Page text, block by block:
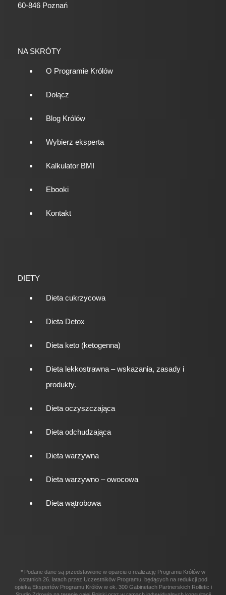
60-846 Poznań
NA SKRÓTY
O Programie Królów
Dołącz
Blog Królów
Wybierz eksperta
Kalkulator BMI
Ebooki
Kontakt
DIETY
Dieta cukrzycowa
Dieta Detox
Dieta keto (ketogenna)
Dieta lekkostrawna – wskazania, zasady i
produkty.
Dieta oczyszczająca
Dieta odchudzająca
Dieta warzywna
Dieta warzywno – owocowa
Dieta wątrobowa
* Podane dane są przedstawione w oparciu o realizację Programu Królów w
ostatnich 26. latach przez Uczestników Programu, będących na redukcji pod
opieką Ekspertów Programu Królów w ok. 300 Gabinetach Partnerskich Rolletic i